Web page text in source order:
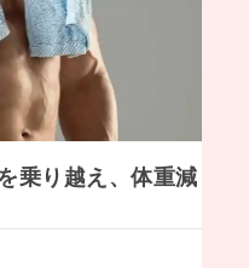
乗り越え、体重減